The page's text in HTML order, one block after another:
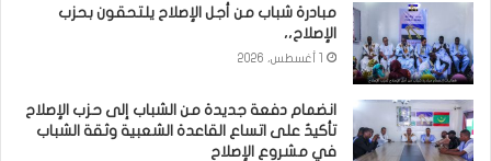
مبادرة شباب من أجل الإصلاح يلتحقون بحزب
الإصلاح،،
انضمام دفعة جديدة من الشباب إلى حزب الإصلاح
تأكيدٌ على اتساع القاعدة الشعبية وثقة الشباب
في مشروع الإصلاح